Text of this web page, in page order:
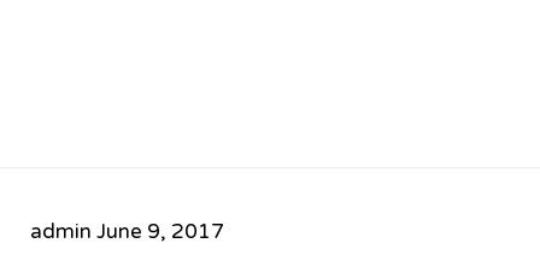
admin June 9, 2017